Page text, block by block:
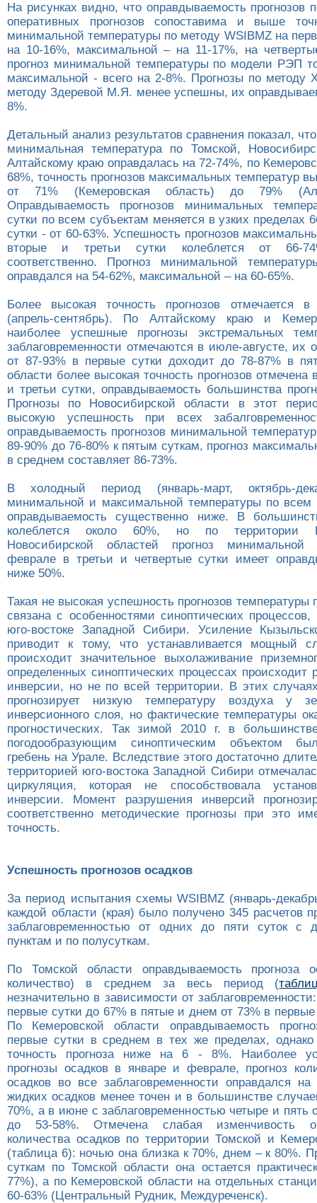
На рисунках видно, что оправдываемость
оперативных прогнозов сопоставима и выше
минимальной температуры по методу WSIBMZ на
на 10-16%, максимальной – на 11-17%, на
прогноз минимальной температуры по модели РЭП
максимальной - всего на 2-8%. Прогнозы по методу
методу Здеревой М.Я. менее успешны, их
8%.
Детальный анализ результатов сравнения показал,
минимальная температура по Томской,
Алтайскому краю оправдалась на 72-74%, по
68%, точность прогнозов максимальных температур
от 71% (Кемеровская область) до 79%
Оправдываемость прогнозов минимальных
сутки по всем субъектам меняется в узких пределах
сутки - от 60-63%. Успешность прогнозов
вторые и третьи сутки колеблется от 66-
соответственно. Прогноз минимальной
оправдался на 54-62%, максимальной – на 60-65%.
Более высокая точность прогнозов отмечается
(апрель-сентябрь). По Алтайскому краю и
наиболее успешные прогнозы экстремальных
заблаговременности отмечаются в июле-августе, их
от 87-93% в первые сутки доходит до 78-87% в
области более высокая точность прогнозов отмечена
и третьи сутки, оправдываемость большинства
Прогнозы по Новосибирской области в этот
высокую успешность при всех
оправдываемость прогнозов минимальной
89-90% до 76-80% к пятым суткам, прогноз
в среднем составляет 86-73%.
В холодный период (январь-март, октябрь-
минимальной и максимальной температуры по всем
оправдываемость существенно ниже. В
колеблется около 60%, но по территории
Новосибирской областей прогноз минимальной
феврале в третьи и четвертые сутки имеет
ниже 50%.
Такая не высокая успешность прогнозов
связана с особенностями синоптических
юго-востоке Западной Сибири. Усиление
приводит к тому, что устанавливается мощный
происходит значительное выхолаживание
определенных синоптических процессах происходит
инверсии, но не по всей территории. В этих
прогнозирует низкую температуру воздуха у
инверсионного слоя, но фактические температуры
прогностических. Так зимой 2010 г. в
погодообразующим синоптическим объектом
гребень на Урале. Вследствие этого достаточно
территорией юго-востока Западной Сибири
циркуляция, которая не способствовала
инверсии. Момент разрушения инверсий
соответственно методические прогнозы при это
точность.
Успешность прогнозов осадков
За период испытания схемы WSIBMZ (январь-
каждой области (края) было получено 345 расчетов
заблаговременностью от одних до пяти суток с
пунктам и по полусуткам.
По Томской области оправдываемость прогноза
количество) в среднем за весь период (
незначительно в зависимости от
первые сутки до 67% в пятые и днем от 73% в
По Кемеровской области оправдываемость
первые сутки в среднем в тех же пределах,
точность прогноза ниже на 6 - 8%. Наиболее
прогнозы осадков в январе и феврале, прогноз
осадков во все заблаговременности оправдался на
жидких осадков менее точен и в большинстве
70%, а в июне с заблаговременностью четыре и пять
до 53-58%. Отмечена слабая изменчивость
количества осадков по территории Томской и
(таблица 6): ночью она близка к 70%, днем – к 80%.
суткам по Томской области она остается
77%), а по Кемеровской области на отдельных
60-63% (Центральный Рудник, Междуреченск).